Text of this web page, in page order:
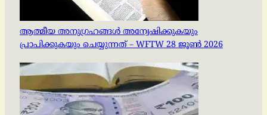
ആത്മീയ അനുഗ്രഹങ്ങൾ അന്വേഷിക്കുകയും
പ്രാപിക്കുകയും ചെയ്യുന്നത് – WFTW 28 ജൂൺ 2026